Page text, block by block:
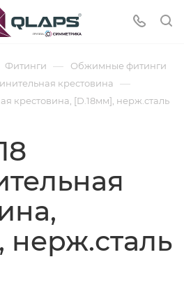
Фитинги — Обжимные фитинги
крестовина —
крестовина, [D.18мм], нерж.сталь
нерж.сталь